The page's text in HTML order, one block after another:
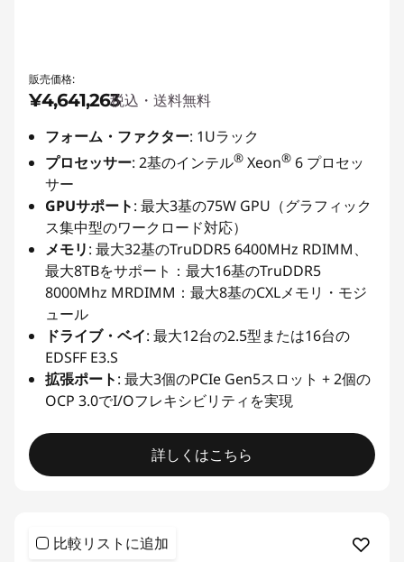
販売価格:
¥4,641,263税込・送料無料
フォーム・ファクター: 1Uラック
プロセッサー: 2基のインテル® Xeon® 6 プロセッ
サー
GPUサポート: 最大3基の75W GPU（グラフィック
ス集中型のワークロード対応）
メモリ: 最大32基のTruDDR5 6400MHz RDIMM、
最大8TBをサポート：最大16基のTruDDR5
8000Mhz MRDIMM：最大8基のCXLメモリ・モジ
ュール
ドライブ・ベイ: 最大12台の2.5型または16台の
EDSFF E3.S
拡張ポート: 最大3個のPCIe Gen5スロット + 2個の
OCP 3.0でI/Oフレキシビリティを実現
詳しくはこちら
比較リストに追加